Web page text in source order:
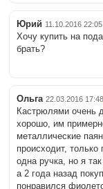
Юрий 11.10.2016 22:05
Хочу купить на
брать?
Ольга 22.03.2016 17:48
Кастрюлями очень
хорошо, им
металлические
происходит,
одна ручка, но я
а 2 года назад
понравился